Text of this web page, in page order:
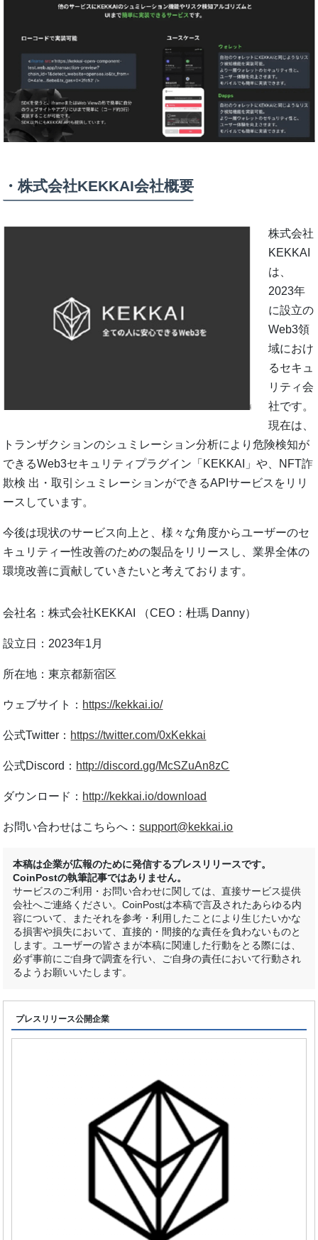
・株式会社KEKKAI会社概要
株式会社
KEKKAI
は、
2023年
に設⽴の
Web3領
域におけ
るセキュ
リティ会
社です。
現在は、
トランザクションのシュミレーション分析により危険検知が
できるWeb3セキュリティプラグイン「KEKKAI」や、NFT詐
欺検 出・取引シュミレーションができるAPIサービスをリリ
ースしています。
今後は現状のサービス向上と、様々な⾓度からユーザーのセ
キュリティー性改善のための製品をリリースし、業界全体の
環境改善に貢献していきたいと考えております。
会社名：株式会社KEKKAI （CEO：杜瑪 Danny）
設⽴⽇：2023年1⽉
所在地：東京都新宿区
ウェブサイト： https://kekkai.io/
公式Twitter： https://twitter.com/0xKekkai
公式Discord： http://discord.gg/McSZuAn8zC
ダウンロード： http://kekkai.io/download
お問い合わせはこちらへ：support@kekkai.io
本稿は企業が広報のために発信するプレスリリースです。
CoinPostの執筆記事ではありません。
サービスのご利用・お問い合わせに関しては、直接サービス提供
会社へご連絡ください。CoinPostは本稿で言及されたあらゆる内
容について、またそれを参考・利用したことにより生じたいかな
る損害や損失において、直接的・間接的な責任を負わないものと
します。ユーザーの皆さまが本稿に関連した行動をとる際には、
必ず事前にご自身で調査を行い、ご自身の責任において行動され
るようお願いいたします。
プレスリリース公開企業